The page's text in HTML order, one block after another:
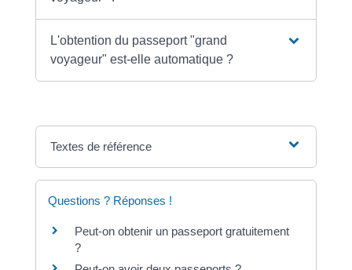
L'obtention du passeport "grand
voyageur" est-elle automatique ?
Textes de référence
Questions ? Réponses !
Peut-on obtenir un passeport gratuitement
?